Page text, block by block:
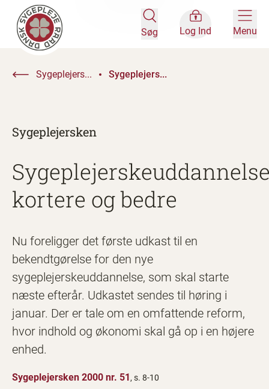
Søg Log Ind Menu
Sygeplejers... Sygeplejers...
Sygeplejersken
kortere og bedre
Nu foreligger det første udkast til en
bekendtgørelse for den nye
sygeplejerskeuddannelse, som skal starte
næste efterår. Udkastet sendes til høring i
januar. Der er tale om en omfattende reform,
hvor indhold og økonomi skal gå op i en højere
enhed.
Sygeplejersken 2000 nr. 51, s. 8-10